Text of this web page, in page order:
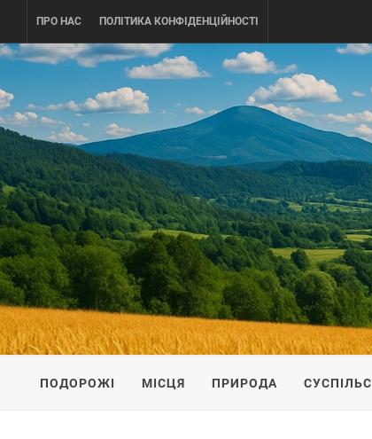
content
ПРО НАС ПОЛІТИКА КОНФІДЕНЦІЙНОСТІ
ПОДОРОЖI ПО УКРАЇНІ
ПОДОРОЖІ МІСЦЯ ПРИРОДА